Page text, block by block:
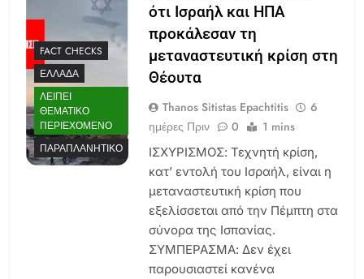
FACT CHECKS
ΕΛΛΆΔΑ
ΛΕΊΠΕΙ
ΘΕΜΑΤΙΚΌ
ΠΕΡΙΕΧΌΜΕΝΟ
ΠΑΡΑΠΛΑΝΗΤΙΚΌ
ότι Ισραήλ και ΗΠΑ
προκάλεσαν τη
μεταναστευτική κρίση στη
Θέουτα
Thanos Sitistas Epachtitis
6
ημέρες Πριν
0 1 mins
ΙΣΧΥΡΙΣΜΟΣ: Τεχνητή κρίση,
κατ’ εντολή του Ισραήλ, είναι η
μεταναστευτική κρίση που
εξελίσσεται από την Πέμπτη στα
σύνορα της Ισπανίας.
ΣΥΜΠΕΡΑΣΜΑ: Δεν έχει
παρουσιαστεί κανένα